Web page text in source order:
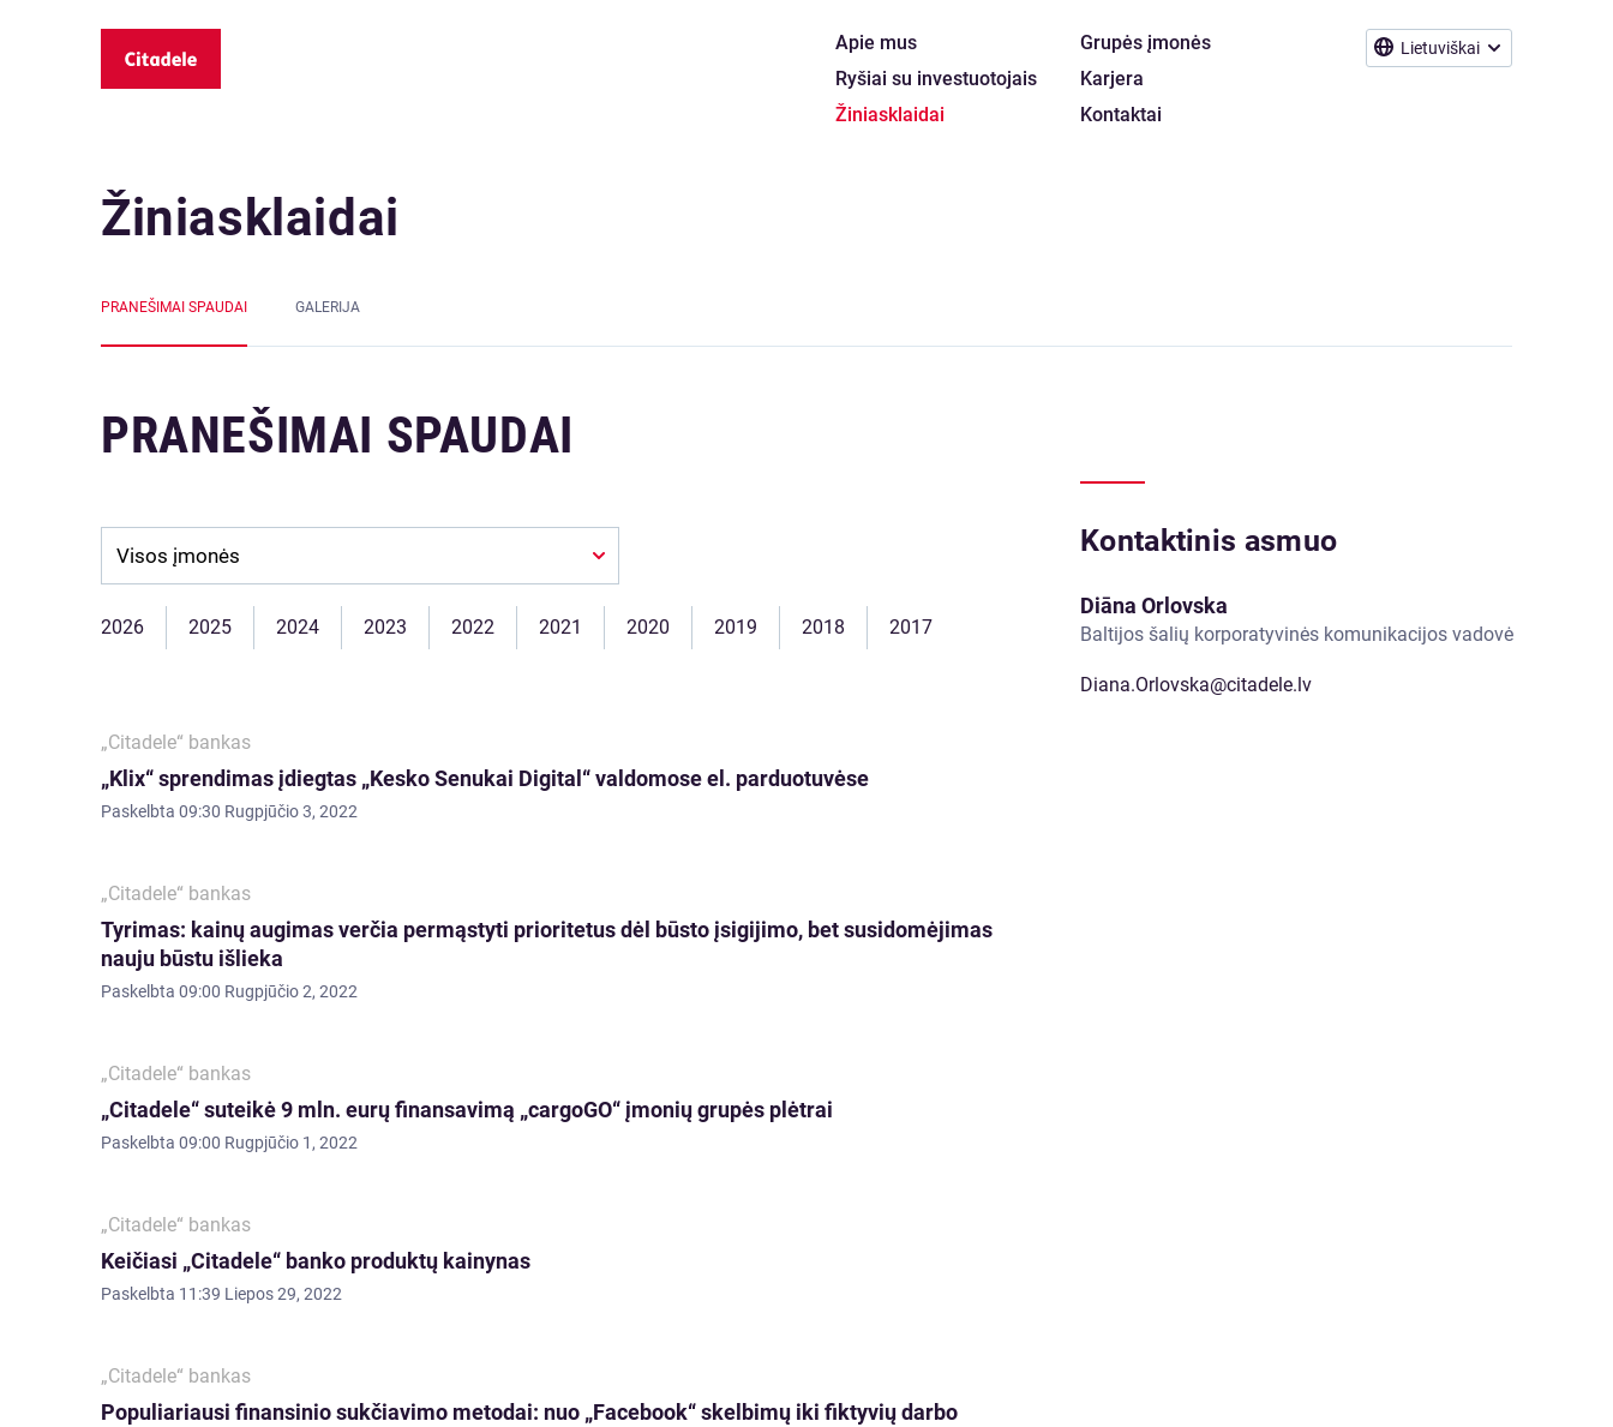
Lietuviškai
Apie mus
Ryšiai su investuotojais
Žiniasklaidai
Grupės įmonės
Karjera
Kontaktai
Žiniasklaidai
PRANEŠIMAI SPAUDAI GALERIJA
PRANEŠIMAI SPAUDAI
Company:
2026 2025 2024 2023 2022 2021 2020 2019 2018 2017
„Citadele“ bankas
„Klix“ sprendimas įdiegtas „Kesko Senukai Digital“ valdomose el. parduotuvėse
Paskelbta 09:30 Rugpjūčio 3, 2022
„Citadele“ bankas
Tyrimas: kainų augimas verčia permąstyti prioritetus dėl būsto įsigijimo, bet susidomėjimas
nauju būstu išlieka
Paskelbta 09:00 Rugpjūčio 2, 2022
„Citadele“ bankas
„Citadele“ suteikė 9 mln. eurų finansavimą „cargoGO“ įmonių grupės plėtrai
Paskelbta 09:00 Rugpjūčio 1, 2022
„Citadele“ bankas
Keičiasi „Citadele“ banko produktų kainynas
Paskelbta 11:39 Liepos 29, 2022
„Citadele“ bankas
Populiariausi finansinio sukčiavimo metodai: nuo „Facebook“ skelbimų iki fiktyvių darbo
Kontaktinis asmuo
Diāna Orlovska
Baltijos šalių korporatyvinės komunikacijos vadovė
Diana.Orlovska@citadele.lv